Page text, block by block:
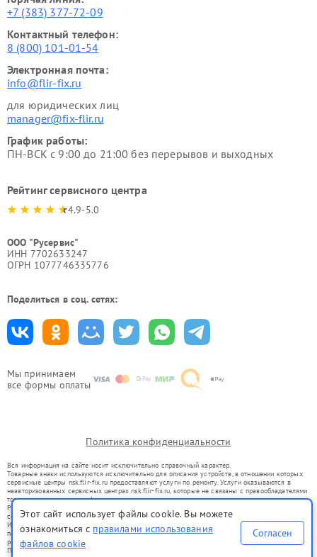
Мы принимаем
все формы оплаты
+7 (383) 377-72-09
Контактный телефон:
8 (800) 101-01-54
Электронная почта:
info@flir-fix.ru
для юридических лиц
manager@fix-flir.ru
График работы:
ПН-ВСК с 9:00 до 21:00 без перерывов и выходных
Рейтинг сервисного центра
4.9-5.0
ООО "Русервис"
ИНН 7702633247
ОГРН 1077746335776
Поделиться в соц. сетях:
Политика конфиденциальности
Вся информация на сайте носит исключительно справочный характер.
Товарные знаки используются исключительно для описания устройств, в отношении которых
сервисные центры nsk.flir-fix.ru предоставляют услуги по ремонту. Услуги оказываются в
неавторизованных сервисных центрах nsk.flir-fix.ru, которые не связаны с правообладателями
товарных знаков или их официальными представителями.
Ремонт осуществляется для устройств, уже введенных в гражданский оборот в соответствии
со статьей 1487 ГК РФ.
Использование товарных знаков не преследует цели индивидуализации услуг или введения
потребителей в заблуждение, а служит для информирования о предоставляемых услугах по
ремонту техники указанных брендов.
Представленная на сайте информация не является публичной офертой, определяемой
Этот сайт использует файлы cookie. Вы можете
ознакомиться с правилами использования
файлов cookie
Согласен